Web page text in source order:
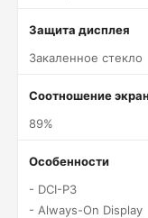
Защита дисплея
Закаленное стекло
Соотношение
89%
Особенности
- DCI-P3
- Always-On Display